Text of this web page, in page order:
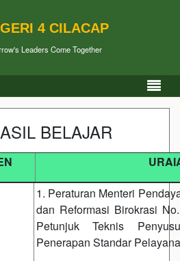
4 CILACAP
Leaders Come Together
BELAJAR
1. Peraturan Menteri
dan Reformasi Birokrasi
Petunjuk Teknis
Penerapan Standar